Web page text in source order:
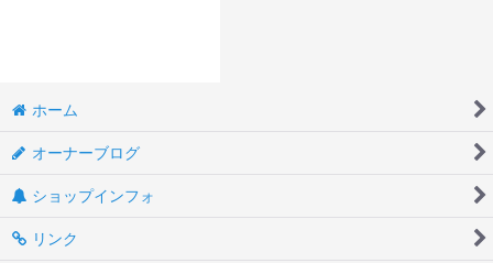
ホーム
オーナーブログ
ショップインフォ
リンク